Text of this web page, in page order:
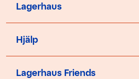
Lagerhaus
Hjälp
Lagerhaus Friends